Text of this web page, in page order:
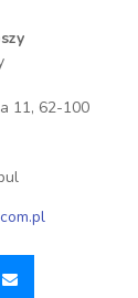
11, 62-100